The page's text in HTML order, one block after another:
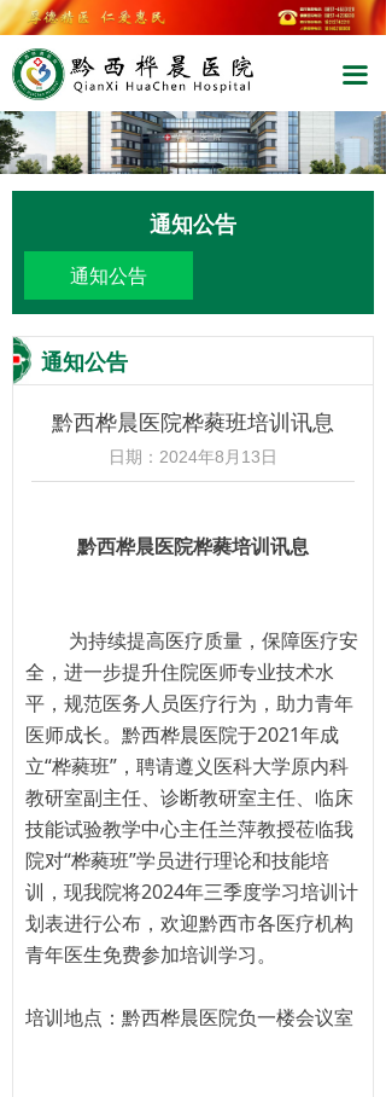
끀
끀
通知公告
通知公告
通知公告
黔西桦晨医院桦蕤班培训讯息
日期： 2024年8月13日
黔西桦晨医院桦蕤培训讯息
为持续提高医疗质量，保障医疗安
全，进一步提升住院医师专业技术水
平，规范医务人员医疗行为，助力青年
医师成长。黔西桦晨医院于2021年成
立“桦蕤班”，聘请遵义医科大学原内科
教研室副主任、诊断教研室主任、临床
技能试验教学中心主任兰萍教授莅临我
院对“桦蕤班”学员进行理论和技能培
训，现我院将2024年三季度学习培训计
划表进行公布，欢迎黔西市各医疗机构
青年医生免费参加培训学习。
培训地点：黔西桦晨医院负一楼会议室